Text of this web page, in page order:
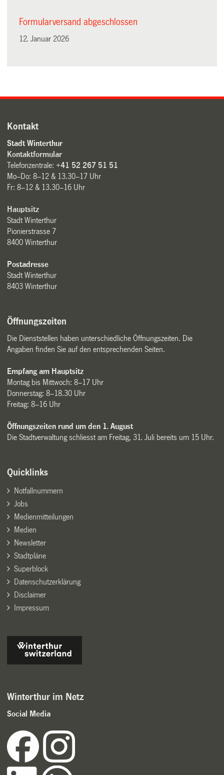
Formularversand abgeschlossen
12. Januar 2026
Kontakt
Stadt Winterthur
Kontaktformular
Telefonzentrale:+41 52 267 51 51
Mo–Do: 8–12 & 13.30–17 Uhr
Fr: 8–12 & 13.30–16 Uhr
Hauptsitz
Stadt Winterthur
Pionierstrasse 7
8400 Winterthur
Postadresse
Stadt Winterthur
8403 Winterthur
Öffnungszeiten
Die Dienststellen haben unterschiedliche Öffnungszeiten. Die
Angaben finden Sie auf den entsprechenden Seiten.
Empfang am Hauptsitz
Montag bis Mittwoch: 8–17 Uhr
Donnerstag: 8–18.30 Uhr
Freitag: 8–16 Uhr
Öffnungszeiten rund um den 1. August
Die Stadtverwaltung schliesst am Freitag, 31. Juli bereits um 15 Uhr.
Quicklinks
Notfallnummern
Jobs
Medienmitteilungen
Medien
Newsletter
Stadtpläne
Superblock
Datenschutzerklärung
Disclaimer
Impressum
Winterthur im Netz
Social Media